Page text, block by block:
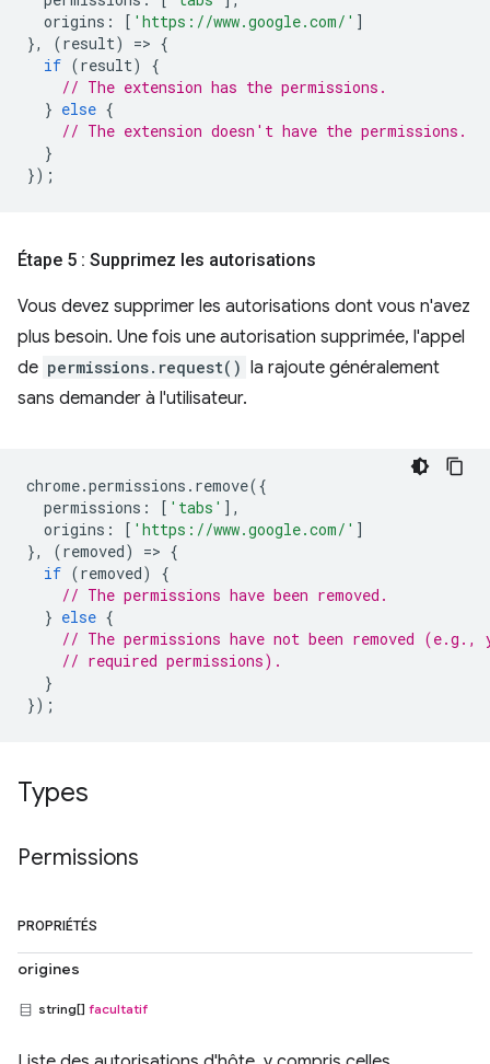
origins : [ 'https://www.google.com/' ]
},
(result) => {
if (result)
{
// The extension has the permissions.
} else {
// The extension doesn't have the permissions.
}
});
Étape 5 : Supprimez les autorisations
Vous devez supprimer les autorisations dont vous n'avez
plus besoin. Une fois une autorisation supprimée, l'appel
de permissions.request() la rajoute généralement
sans demander à l'utilisateur.
chrome.permissions . remove({
permissions : [ 'tabs' ],
origins : [ 'https://www.google.com/' ]
},
(removed) => {
if (removed)
{
// The permissions have been removed.
} else {
// The permissions have not been removed (e.g.,
// required permissions).
}
});
Types
Permissions
PROPRIÉTÉS
origines
string[] facultatif